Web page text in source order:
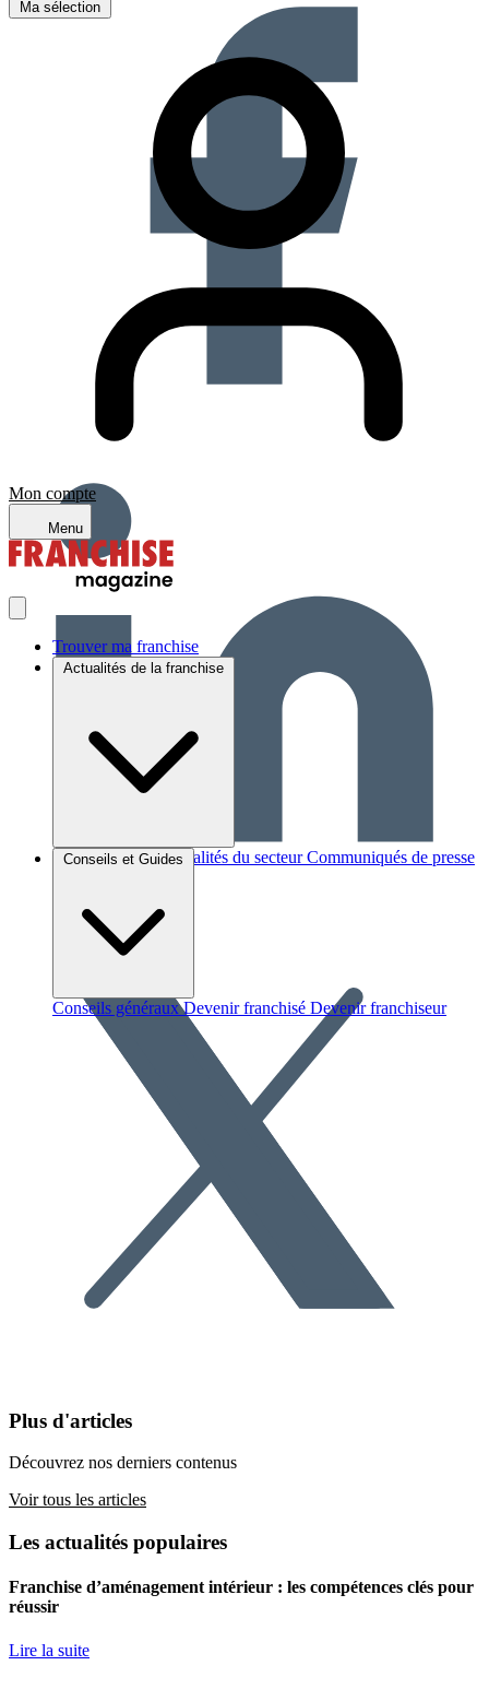
Ma sélection
Mon compte
Menu
Trouver ma franchise
Actualités de la franchise
Brèves et actus Actualités du secteur Communiqués de presse
Conseils et Guides
Conseils généraux Devenir franchisé Devenir franchiseur
Plus d'articles
Découvrez nos derniers contenus
Voir tous les articles
Les actualités populaires
Franchise d’aménagement intérieur : les compétences clés pour
réussir
Lire la suite